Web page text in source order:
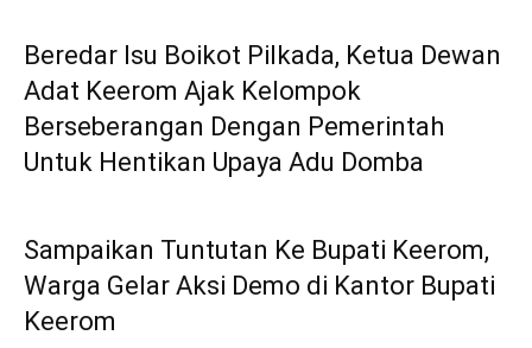
Beredar Isu Boikot Pilkada, Ketua Dewan
Adat Keerom Ajak Kelompok
Berseberangan Dengan Pemerintah
Untuk Hentikan Upaya Adu Domba
Sampaikan Tuntutan Ke Bupati Keerom,
Warga Gelar Aksi Demo di Kantor Bupati
Keerom